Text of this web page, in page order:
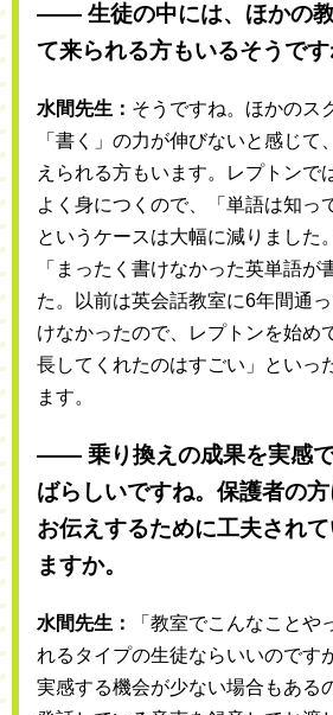
―― 生徒の中には、ほかの教
て来られる方もいるそうです
水間先生： そうですね。ほかのス
「書く」の力が伸びないと感じて
えられる方もいます。レプトンで
よく身につくので、「単語は知っ
というケースは大幅に減りました
「まったく書けなかった英単語が
た。以前は英会話教室に6年間通
けなかったので、レプトンを始め
長してくれたのはすごい」といっ
ます。
―― 乗り換えの成果を実感
ばらしいですね。保護者の
お伝えするために工夫され
ますか。
水間先生：
「教室でこんなことや
れるタイプの生徒ならいいのです
実感する機会が少ない場合もある